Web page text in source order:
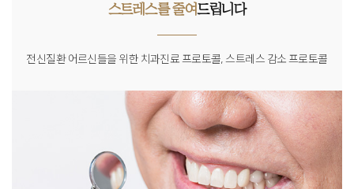
스트레스를 줄여드립니다
전신질환 어르신들을 위한 치과진료 프로토콜, 스트레스 감소 프로토콜